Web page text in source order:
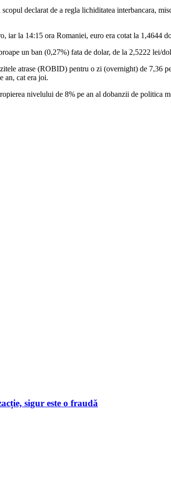
declarat de a regla lichiditatea interbancara,
iar la 14:15 ora Romaniei, euro era cotat la 1,4644
un ban (0,27%) fata de dolar, de la 2,5222 lei/
atrase (ROBID) pentru o zi (overnight) de 7,36
an, cat era joi.
nivelului de 8% pe an al dobanzii de politica
sigur este o fraudă